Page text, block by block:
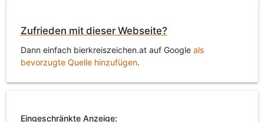
Zufrieden mit dieser Webseite?
Dann einfach bierkreiszeichen.at auf Google als
bevorzugte Quelle hinzufügen.
Eingeschränkte Anzeige: